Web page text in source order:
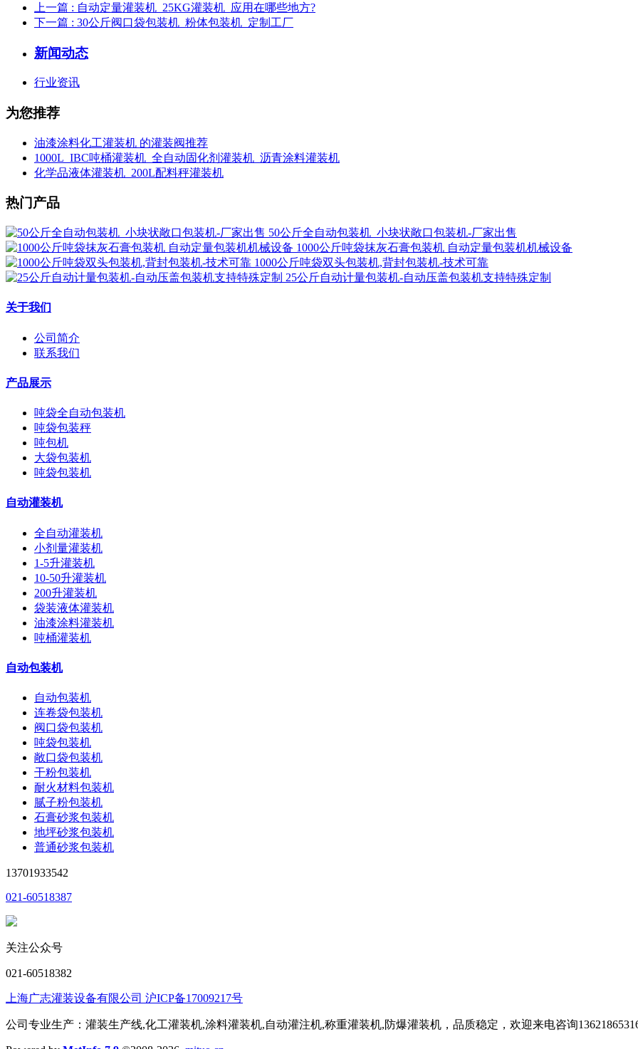
上一篇 : 自动定量 灌装机 _25KG 灌装机_应用在哪些地方?
下一篇 : 30公斤阀口袋 包装机 _粉体 包装机 _定制工厂
新闻动态
行业资讯
为您推荐
油漆涂料化工灌装机 的灌装阀推荐
1000L_IBC吨桶灌装机_全自动固化剂灌装机_沥青涂料灌装机
化学品液体灌装机_200L配料秤灌装机
热门产品
50公斤全自动包装机_小块状敞口包装机-厂家出售
1000公斤吨袋抹灰石膏包装机 自动定量包装机机械设备
1000公斤吨袋双头包装机,背封包装机-技术可靠
25公斤自动计量包装机-自动压盖包装机支持特殊定制
关于我们
公司简介
联系我们
产品展示
吨袋全自动包装机
吨袋包装秤
吨包机
大袋包装机
吨袋包装机
自动灌装机
全自动灌装机
小剂量灌装机
1-5升灌装机
10-50升灌装机
200升灌装机
袋装液体灌装机
油漆涂料灌装机
吨桶灌装机
自动包装机
自动包装机
连卷袋包装机
阀口袋包装机
吨袋包装机
敞口袋包装机
干粉包装机
耐火材料包装机
腻子粉包装机
石膏砂浆包装机
地坪砂浆包装机
普通砂浆包装机
13701933542
021-60518387
关注公众号
021-60518382
上海广志灌装设备有限公司 沪ICP备17009217号
公司专业生产：灌装生产线,化工灌装机,涂料灌装机,自动灌注机,称重灌装机,防爆灌装机，品质稳定，欢迎来电咨询